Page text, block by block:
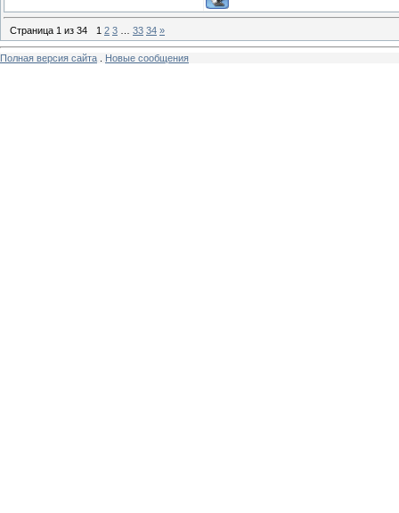
Страница 1 из 34 1 2 3 33 34 »
Полная версия сайта Новые сообщения